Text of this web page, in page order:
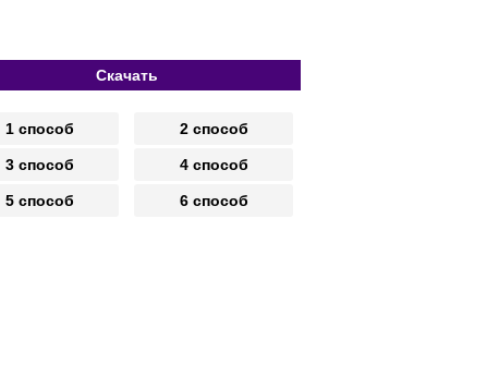
Скачать
1 способ 2 способ
3 способ 4 способ
5 способ 6 способ